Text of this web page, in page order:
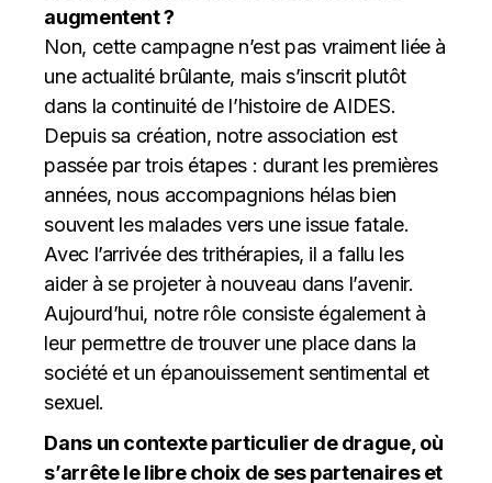
augmentent ?
Non, cette campagne n’est pas vraiment liée à
une actualité brûlante, mais s’inscrit plutôt
dans la continuité de l’histoire de AIDES.
Depuis sa création, notre association est
passée par trois étapes : durant les premières
années, nous accompagnions hélas bien
souvent les malades vers une issue fatale.
Avec l’arrivée des trithérapies, il a fallu les
aider à se projeter à nouveau dans l’avenir.
Aujourd’hui, notre rôle consiste également à
leur permettre de trouver une place dans la
société et un épanouissement sentimental et
sexuel.
Dans un contexte particulier de drague, où
s’arrête le libre choix de ses partenaires et